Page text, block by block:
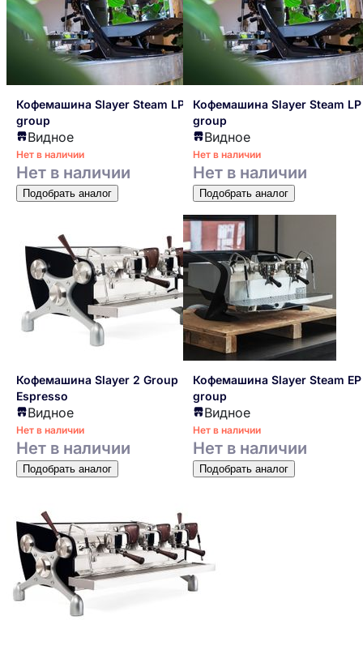
Кофемашина Slayer Steam LP 3-
group
Видное
Нет в наличии
Нет в наличии
Подобрать аналог
Кофемашина Slayer Steam
group
Видное
Нет в наличии
Нет в наличии
Подобрать аналог
Кофемашина Slayer 2 Group
Espresso
Видное
Нет в наличии
Нет в наличии
Подобрать аналог
Кофемашина Slayer Steam
group
Видное
Нет в наличии
Нет в наличии
Подобрать аналог